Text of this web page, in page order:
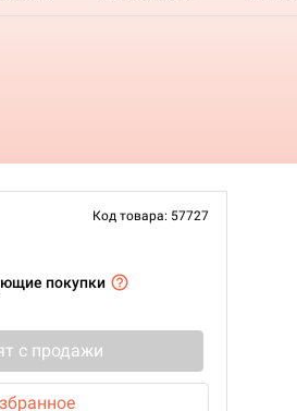
Код товара: 57727
покупки
с продажи